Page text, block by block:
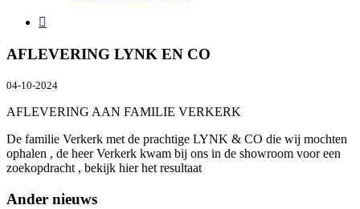
AFLEVERING LYNK EN CO
04-10-2024
AFLEVERING AAN FAMILIE VERKERK
De familie Verkerk met de prachtige LYNK & CO die wij mochten
ophalen , de heer Verkerk kwam bij ons in de showroom voor een
zoekopdracht , bekijk hier het resultaat
Ander nieuws